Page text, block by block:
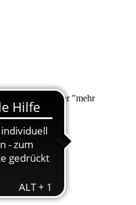
suchen. Unter "mehr